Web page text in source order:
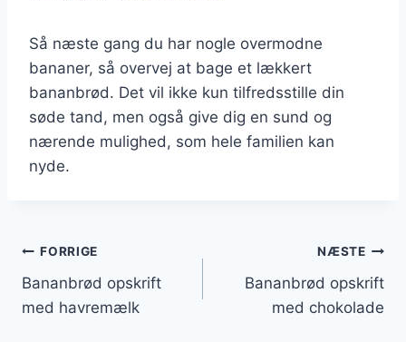
Så næste gang du har nogle overmodne
bananer, så overvej at bage et lækkert
bananbrød. Det vil ikke kun tilfredsstille din
søde tand, men også give dig en sund og
nærende mulighed, som hele familien kan
nyde.
Indlægsnavigation
FORRIGE
Bananbrød opskrift
med havremælk
NÆSTE
Bananbrød opskrift
med chokolade